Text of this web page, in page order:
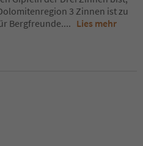
3 Zinnen ist zu
Bergfreunde.... Lies mehr